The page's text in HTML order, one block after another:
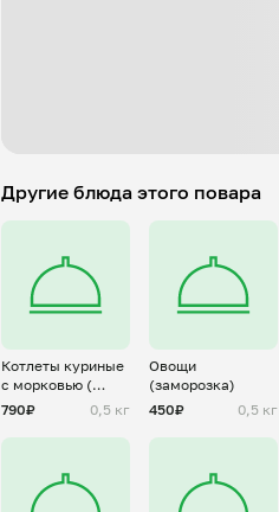
Другие блюда этого повара
Котлеты куриные
с морковью (
заморозка)
790₽ 0,5 кг
Овощи
(заморозка)
450₽
0,5 кг